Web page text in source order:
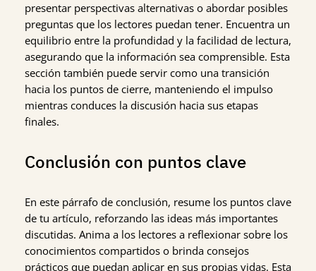
presentar perspectivas alternativas o abordar posibles
preguntas que los lectores puedan tener. Encuentra un
equilibrio entre la profundidad y la facilidad de lectura,
asegurando que la información sea comprensible. Esta
sección también puede servir como una transición
hacia los puntos de cierre, manteniendo el impulso
mientras conduces la discusión hacia sus etapas
finales.
Conclusión con puntos clave
En este párrafo de conclusión, resume los puntos clave
de tu artículo, reforzando las ideas más importantes
discutidas. Anima a los lectores a reflexionar sobre los
conocimientos compartidos o brinda consejos
prácticos que puedan aplicar en sus propias vidas. Esta